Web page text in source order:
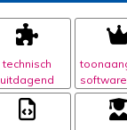
technisch
uitdagend